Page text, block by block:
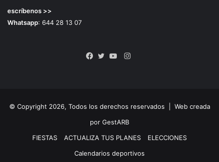
escríbenos >>
Whatsapp: 644 28 13 07
Instagram
© Copyright 2026, Todos los derechos reservados | Web creada
por GestARB
FIESTAS
ACTUALIZA TUS PLANES
ELECCIONES
Calendarios deportivos